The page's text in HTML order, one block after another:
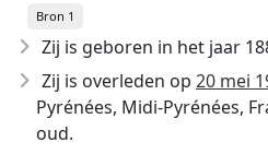
Bron 1
Zij is geboren in het jaar
Zij is overleden op 20 mei
Pyrénées, Midi-Pyrénées,
oud.